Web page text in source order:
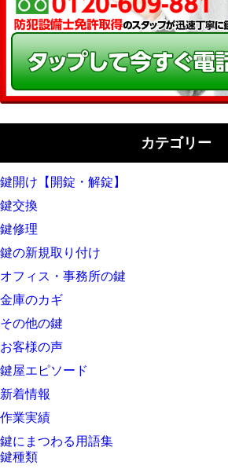
カテゴリー
鍵開け【開錠・解錠】
鍵交換
鍵修理
鍵の新規取り付け
オフィス・事務所の鍵
金庫のカギ
その他の鍵
お客様の声
鍵屋エピソード
新着情報
作業実績
鍵にまつわる用語集
鍵種類